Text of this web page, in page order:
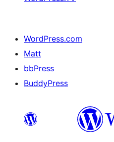
WordPress.com
Matt
bbPress
BuddyPress